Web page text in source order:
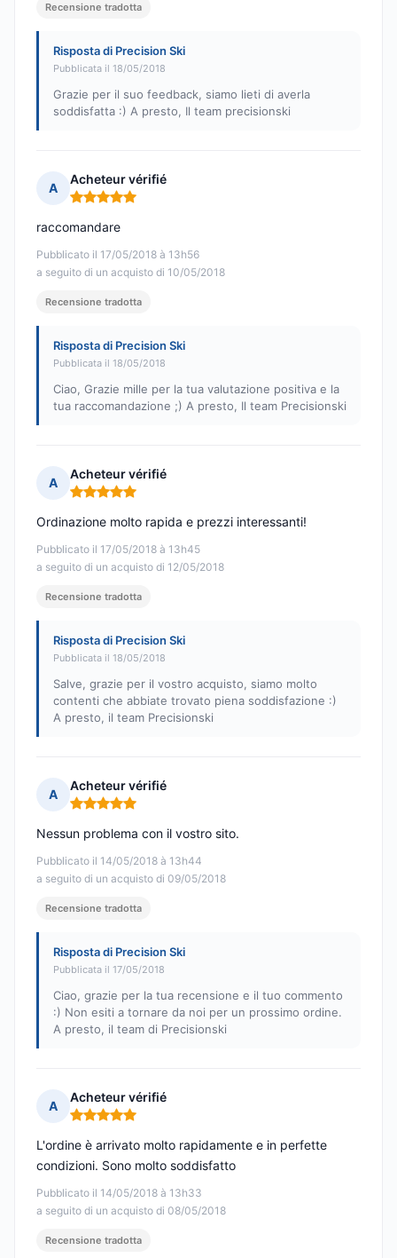
Recensione tradotta
Risposta di Precision Ski
Pubblicata il 18/05/2018
Grazie per il suo feedback, siamo lieti di averla
soddisfatta :) A presto, Il team precisionski
A
Acheteur vérifié
Nota: 5 su 5
Pubblicato il 17/05/2018 à 13h56
a seguito di un acquisto di 10/05/2018
raccomandare
Recensione tradotta
Risposta di Precision Ski
Pubblicata il 18/05/2018
Ciao, Grazie mille per la tua valutazione positiva e la
tua raccomandazione ;) A presto, Il team Precisionski
A
Acheteur vérifié
Nota: 5 su 5
Pubblicato il 17/05/2018 à 13h45
a seguito di un acquisto di 12/05/2018
Ordinazione molto rapida e prezzi interessanti!
Recensione tradotta
Risposta di Precision Ski
Pubblicata il 18/05/2018
Salve, grazie per il vostro acquisto, siamo molto
contenti che abbiate trovato piena soddisfazione :)
A presto, il team Precisionski
A
Acheteur vérifié
Nota: 5 su 5
Pubblicato il 14/05/2018 à 13h44
a seguito di un acquisto di 09/05/2018
Nessun problema con il vostro sito.
Recensione tradotta
Risposta di Precision Ski
Pubblicata il 17/05/2018
Ciao, grazie per la tua recensione e il tuo commento
:) Non esiti a tornare da noi per un prossimo ordine.
A presto, il team di Precisionski
A
Acheteur vérifié
Nota: 5 su 5
Pubblicato il 14/05/2018 à 13h33
a seguito di un acquisto di 08/05/2018
L'ordine è arrivato molto rapidamente e in perfette
condizioni. Sono molto soddisfatto
Recensione tradotta